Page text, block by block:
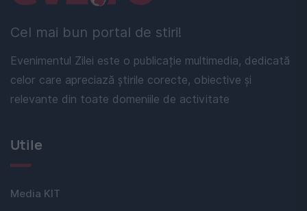
Cel mai bun portal de stiri!
Evenimentul Zilei este o publicație multimedia, dedicată
celor care apreciază știrile corecte, obiective și
relevante din toate domeniile de activitate
Utile
Media KIT